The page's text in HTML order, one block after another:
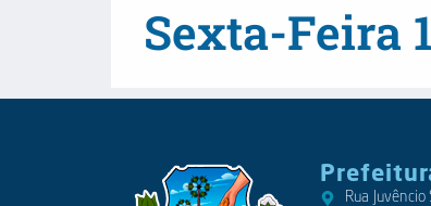
Sexta-Feira
Rua